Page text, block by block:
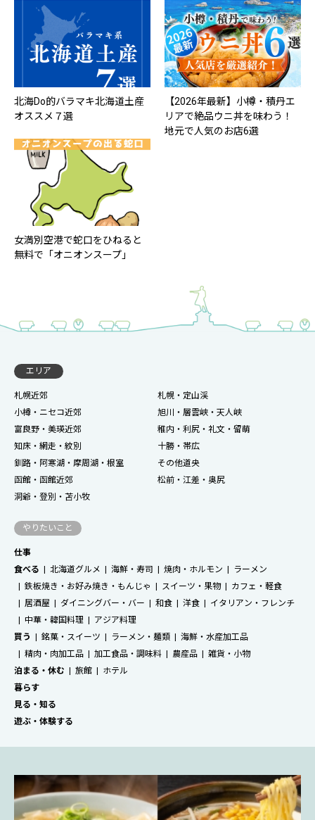
北海Do的バラマキ北海道土産
オススメ７選
【2026年最新】小樽・積丹エ
リアで絶品ウニ丼を味わう！
地元で人気のお店6選
女満別空港で蛇口をひねると
無料で「オニオンスープ」
エリア
札幌近郊
札幌・定山渓
小樽・ニセコ近郊
旭川・層雲峡・天人峡
富良野・美瑛近郊
稚内・利尻・礼文・留萌
知床・網走・紋別
十勝・帯広
釧路・阿寒湖・摩周湖・根室
その他道央
函館・函館近郊
松前・江差・奥尻
洞爺・登別・苫小牧
やりたいこと
仕事
食べる
北海道グルメ 海鮮・寿司 焼肉・ホルモン
ラーメン
鉄板焼き・お好み焼き・もんじゃ
スイーツ・果物
カフェ・軽食
居酒屋
ダイニングバー・バー 和食 洋食
イタリアン・フレンチ
中華・韓国料理
アジア料理
買う
銘菓・スイーツ ラーメン・麺類
海鮮・水産加工品
精肉・肉加工品
加工食品・調味料 農産品
雑貨・小物
泊まる・休む
旅館
ホテル
暮らす
見る・知る
遊ぶ・体験する